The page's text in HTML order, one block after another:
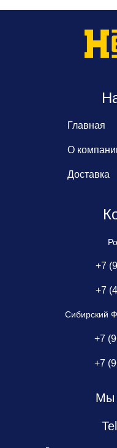
Главная
О
Доставка
Мы
+7
+7
Сибирский
+7
+7